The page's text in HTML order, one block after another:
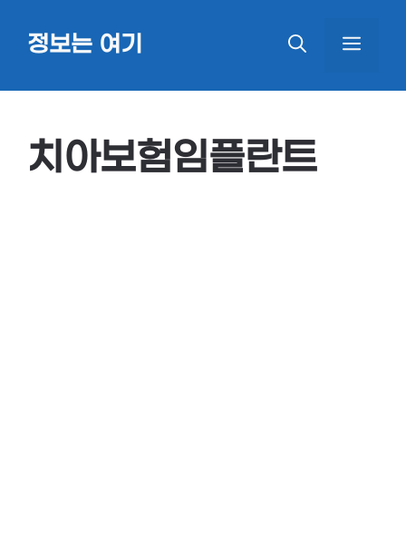
정보는 여기
치아보험임플란트